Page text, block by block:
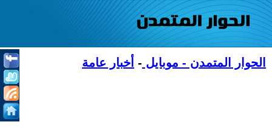
الحوار المتمدن - موبايل - أخبار عامة